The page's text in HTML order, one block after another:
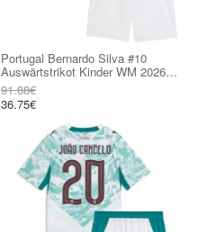
Portugal Bernardo Silva #10
Auswärtstrikot Kinder WM 2026
Kurzarm (+ kurze hosen)
91.88€
36.75€